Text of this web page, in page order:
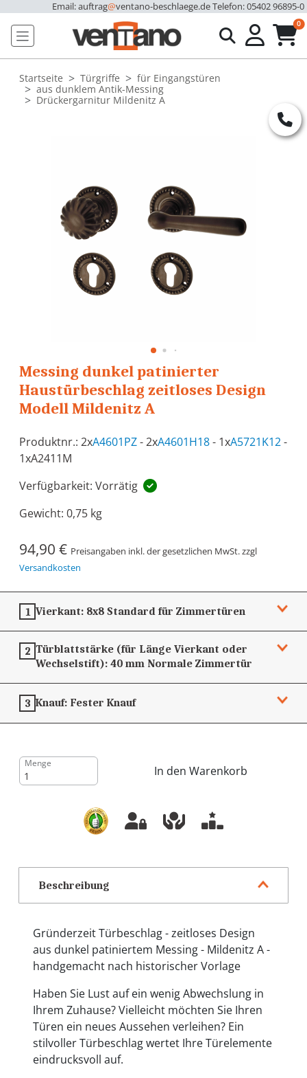
Email: auftrag@ventano-beschlaege.deTelefon: 05402 96895-0
0
Startseite Türgriffe
für Eingangstüren
aus dunklem Antik-Messing
Drückergarnitur Mildenitz A
Messing dunkel patinierter
Haustürbeschlag zeitloses Design
Modell Mildenitz A
Produktnr.: 2xA4601PZ- 2xA4601H18- 1xA5721K12-
1xA2411M
Verfügbarkeit: Vorrätig
Gewicht: 0,75 kg
94,90 € Preisangaben inkl. der gesetzlichen MwSt. zzgl
Versandkosten
1 Vierkant: 8x8 Standard für Zimmertüren
2 Türblattstärke (für Länge Vierkant oder
Wechselstift):40 mm Normale Zimmertür
3 Knauf: Fester Knauf
Menge
In den Warenkorb
Beschreibung
Gründerzeit Türbeschlag - zeitloses Design
aus dunkel patiniertem Messing - Mildenitz A -
handgemacht nach historischer Vorlage
Haben Sie Lust auf ein wenig Abwechslung in
Ihrem Zuhause? Vielleicht möchten Sie Ihren
Türen ein neues Aussehen verleihen? Ein
stilvoller Türbeschlag wertet Ihre Türelemente
eindrucksvoll auf.